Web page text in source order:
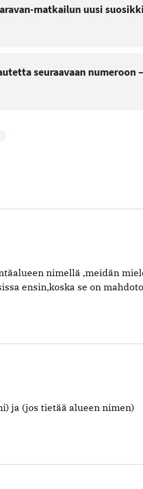
matkailun uusi
seuraavaan numeroon
nimellä ,meidän
ensin,koska se on
ja (jos tietää alueen nimen)